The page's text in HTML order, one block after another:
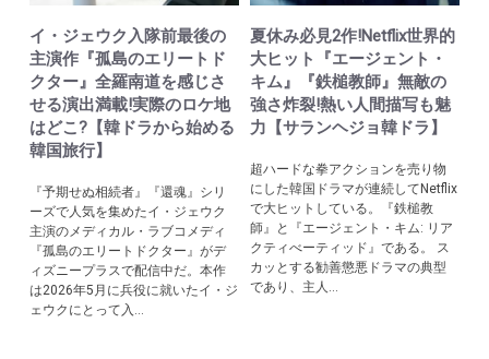
イ・ジェウク入隊前最後の
主演作『孤島のエリートド
クター』全羅南道を感じさ
せる演出満載!実際のロケ地
はどこ?【韓ドラから始める
韓国旅行】
『予期せぬ相続者』『還魂』シリ
ーズで人気を集めたイ・ジェウク
主演のメディカル・ラブコメディ
『孤島のエリートドクター』がデ
ィズニープラスで配信中だ。本作
は2026年5月に兵役に就いたイ・ジ
ェウクにとって入...
夏休み必見2作!Netflix世界的
大ヒット『エージェント・
キム』『鉄槌教師』無敵の
強さ炸裂!熱い人間描写も魅
力【サランヘジョ韓ドラ】
超ハードな拳アクションを売り物
にした韓国ドラマが連続してNetflix
で大ヒットしている。『鉄槌教
師』と『エージェント・キム: リア
クティべーティッド』である。 ス
カッとする勧善懲悪ドラマの典型
であり、主人...